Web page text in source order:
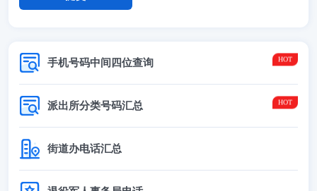
手机号码中间四位查询
派出所分类号码汇总
街道办电话汇总